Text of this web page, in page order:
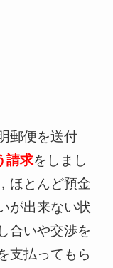
郵便を送付
請求をしまし
ほとんど預金
が出来ない状
合いや交渉を
支払ってもら